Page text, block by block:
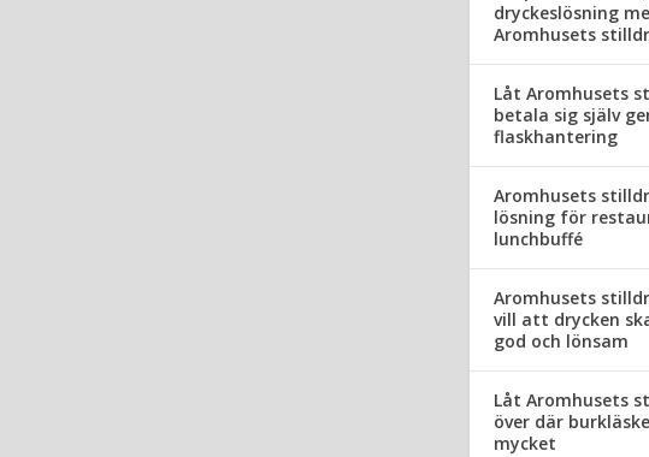
dryckeslösning
Aromhusets
Låt Aromhusets
betala sig själv
flaskhantering
Aromhusets
lösning för
lunchbuffé
Aromhusets
vill att drycken
god och lönsam
Låt Aromhusets
över där
mycket